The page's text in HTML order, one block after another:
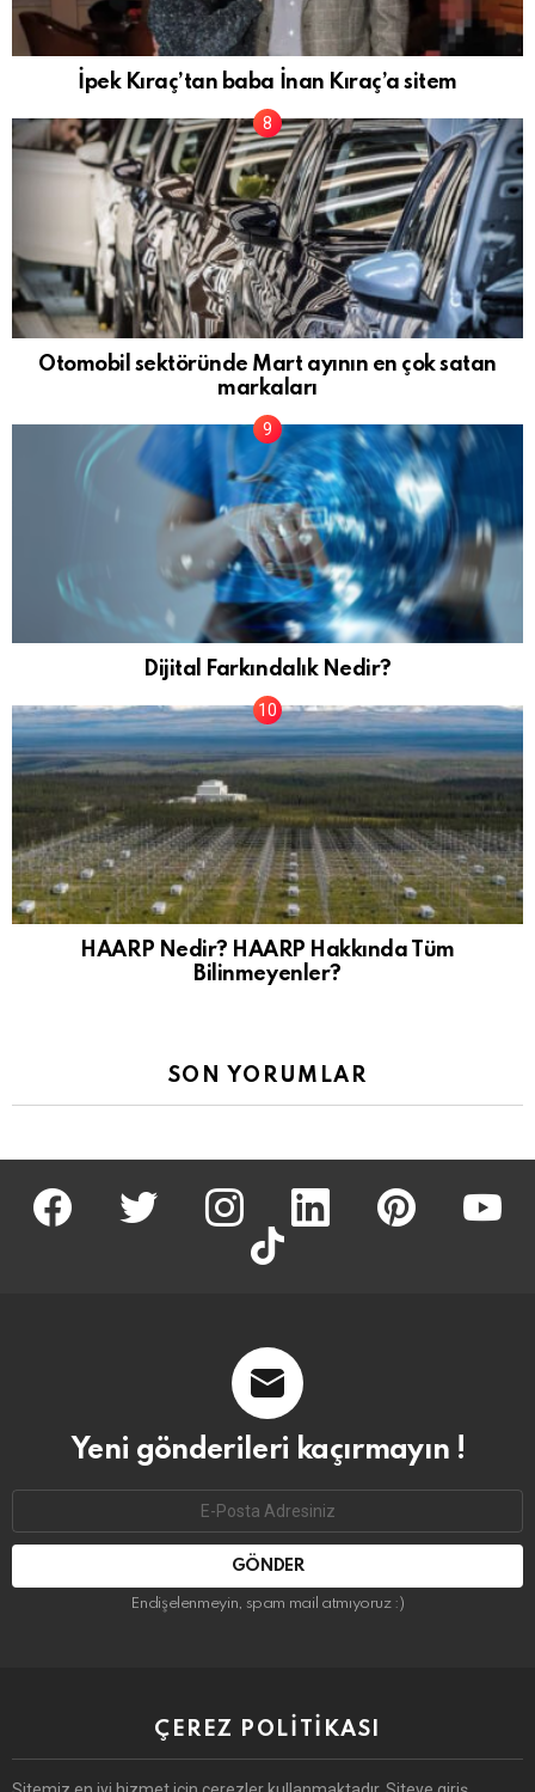
İpek Kıraç’tan baba İnan Kıraç’a sitem
Otomobil sektöründe Mart ayının en çok satan
markaları
Dijital Farkındalık Nedir?
HAARP Nedir? HAARP Hakkında Tüm
Bilinmeyenler?
SON YORUMLAR
facebook twitter İnstagram linkedin pinterest
tiktok
Yeni gönderileri kaçırmayın !
Endişelenmeyin, spam mail atmıyoruz :)
ÇEREZ POLITIKASI